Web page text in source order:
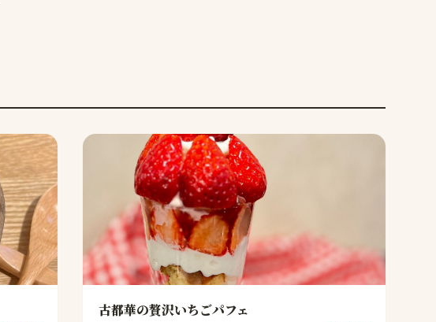
古都華の贅沢いちごパフェ